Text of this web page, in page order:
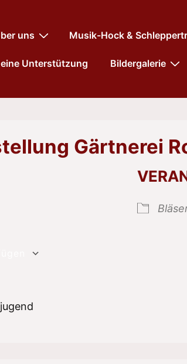
uns Musik-Hock &
Unterstützung Bildergalerie
Gärtnerei